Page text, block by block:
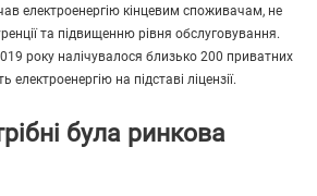
електроенергію кінцевим споживачам, не
та підвищенню рівня обслуговування.
року налічувалося близько 200 приватних
на підставі ліцензії.
була ринкова